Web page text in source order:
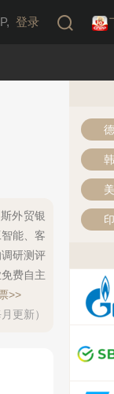
登录
外贸银
能、客
研测评
费自主
>>
更新）